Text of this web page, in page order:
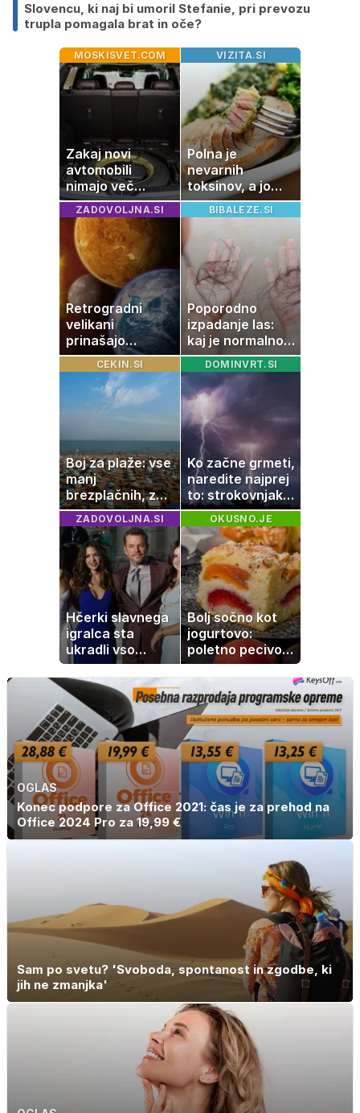
Slovencu, ki naj bi umoril Stefanie, pri prevozu
trupla pomagala brat in oče?
MOSKISVET.COM
Zakaj novi
avtomobili
nimajo več
rezervne gume?
VIZITA.SI
Polna je
nevarnih
toksinov, a jo
imamo vsi radi:
to je najbolj
nezdrava riba, ki
jo mnogi redno
uživajo
ZADOVOLJNA.SI
Retrogradni
velikani
prinašajo
pomembne
premike – kaj
pomeni, da so
Saturn, Neptun
retrogradni?
BIBALEZE.SI
Poporodno
izpadanje las:
kaj je normalno
in kako si
pomagati
CEKIN.SI
Boj za plaže: vse
manj
brezplačnih, za
ležalnik in
senčnik tudi več
kot 40 evrov
DOMINVRT.SI
Ko začne grmeti,
naredite najprej
to: strokovnjaki
opozarjajo na
pogosto napako
ZADOVOLJNA.SI
Hčerki slavnega
igralca sta
ukradli vso
pozornost
OKUSNO.JE
Bolj sočno kot
jogurtovo:
poletno pecivo,
ki vedno uspe
OGLAS
Konec podpore za Office 2021: čas je za prehod na
Office 2024 Pro za 19,99 €
Sam po svetu? 'Svoboda, spontanost in zgodbe, ki
jih ne zmanjka'